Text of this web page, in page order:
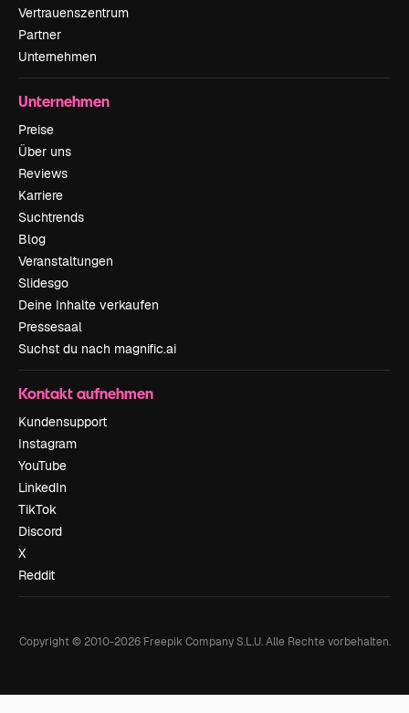
Vertrauenszentrum
Partner
Unternehmen
Unternehmen
Preise
Über uns
Reviews
Karriere
Suchtrends
Blog
Veranstaltungen
Slidesgo
Deine Inhalte verkaufen
Pressesaal
Suchst du nach magnific.ai
Kontakt aufnehmen
Kundensupport
Instagram
YouTube
LinkedIn
TikTok
Discord
X
Reddit
Copyright © 2010-2026Freepik Company S.L.U. Alle Rechte vorbehalten.